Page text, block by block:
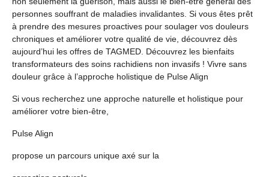
personnes souffrant de maladies invalidantes. Si vous êtes prêt
à prendre des mesures proactives pour soulager vos douleurs
chroniques et améliorer votre qualité de vie, découvrez dès
aujourd’hui les offres de TAGMED. Découvrez les bienfaits
transformateurs des soins rachidiens non invasifs ! Vivre sans
douleur grâce à l’approche holistique de Pulse Align
Si vous recherchez une approche naturelle et holistique pour
améliorer votre bien-être,
Pulse Align
propose un parcours unique axé sur la